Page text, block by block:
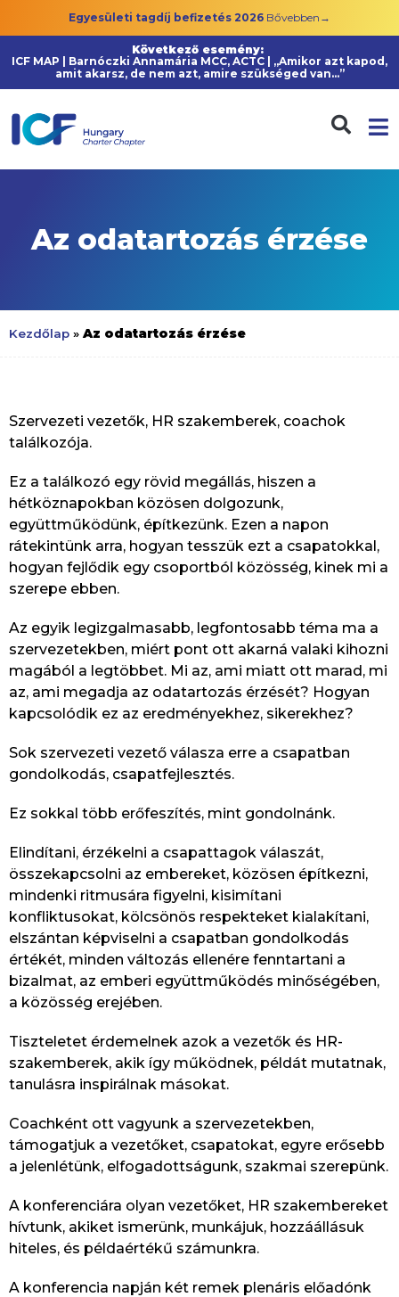
Egyesületi tagdíj befizetés 2026 Bővebben→
Következő esemény:
ICF MAP | Barnóczki Annamária MCC, ACTC | „Amikor azt kapod,
amit akarsz, de nem azt, amire szükséged van…”
Az odatartozás érzése
Kezdőlap » Az odatartozás érzése
Szervezeti vezetők, HR szakemberek, coachok
találkozója.
Ez a találkozó egy rövid megállás, hiszen a
hétköznapokban közösen dolgozunk,
együttműködünk, építkezünk. Ezen a napon
rátekintünk arra, hogyan tesszük ezt a csapatokkal,
hogyan fejlődik egy csoportból közösség, kinek mi a
szerepe ebben.
Az egyik legizgalmasabb, legfontosabb téma ma a
szervezetekben, miért pont ott akarná valaki kihozni
magából a legtöbbet. Mi az, ami miatt ott marad, mi
az, ami megadja az odatartozás érzését? Hogyan
kapcsolódik ez az eredményekhez, sikerekhez?
Sok szervezeti vezető válasza erre a csapatban
gondolkodás, csapatfejlesztés.
Ez sokkal több erőfeszítés, mint gondolnánk.
Elindítani, érzékelni a csapattagok válaszát,
összekapcsolni az embereket, közösen építkezni,
mindenki ritmusára figyelni, kisimítani
konfliktusokat, kölcsönös respekteket kialakítani,
elszántan képviselni a csapatban gondolkodás
értékét, minden változás ellenére fenntartani a
bizalmat, az emberi együttműködés minőségében,
a közösség erejében.
Tiszteletet érdemelnek azok a vezetők és HR-
szakemberek, akik így működnek, példát mutatnak,
tanulásra inspirálnak másokat.
Coachként ott vagyunk a szervezetekben,
támogatjuk a vezetőket, csapatokat, egyre erősebb
a jelenlétünk, elfogadottságunk, szakmai szerepünk.
A konferenciára olyan vezetőket, HR szakembereket
hívtunk, akiket ismerünk, munkájuk, hozzáállásuk
hiteles, és példaértékű számunkra.
A konferencia napján két remek plenáris előadónk